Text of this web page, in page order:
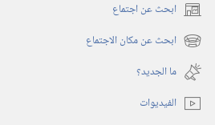
ابحث عن اجتماع (يفتح
نافذة ابحث عن مكان الاجتماع (يفتح
نافذة
جديدة)
ما الجديد؟‏
الفيديوات